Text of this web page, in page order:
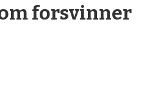
forsvinner